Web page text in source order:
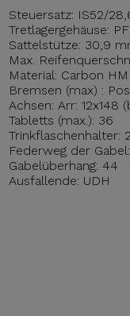
Steuersatz: IS52/
Tretlagergehäuse:
Sattelstütze: 30,9
Max.
Material: Carbon HM
Bremsen (max) :
Achsen: Arr: 12x148
Tabletts (max.): 36
Trinkflaschenhalter: 2
Federweg der
Gabelüberhang: 44
Ausfallende: UDH